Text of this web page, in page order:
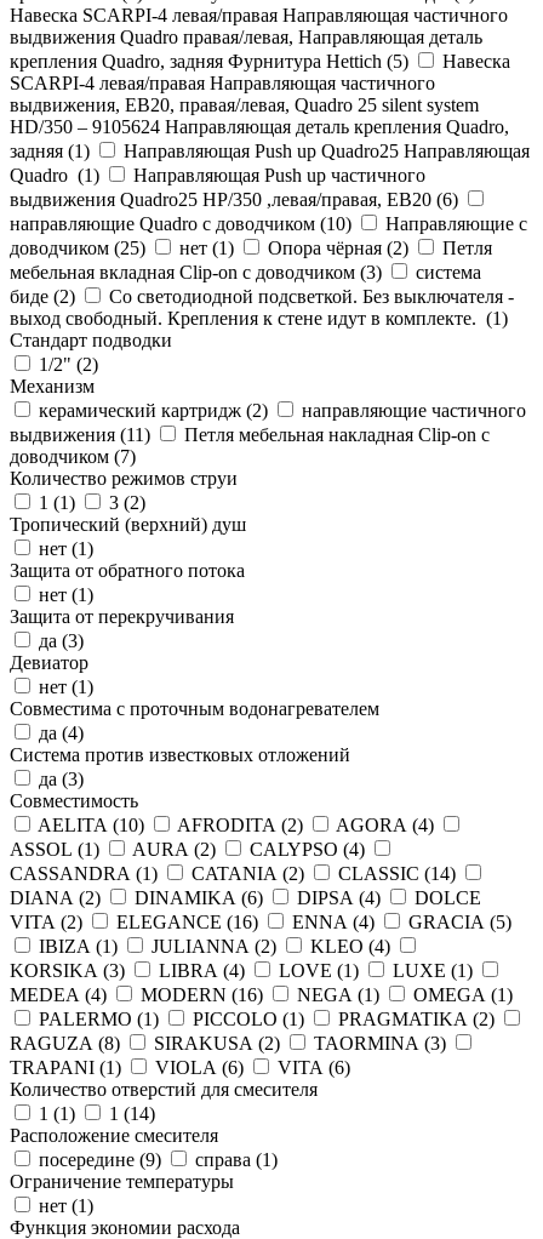
Навеска SCARPI-4 левая/правая Направляющая частичного
выдвижения Quadro правая/левая, Направляющая деталь
крепления Quadro, задняя Фурнитура Hettich (5)
Навеска
SCARPI-4 левая/правая Направляющая частичного
выдвижения, ЕВ20, правая/левая, Quadro 25 silent system
HD/350 – 9105624 Направляющая деталь крепления Quadro,
задняя (1)
Направляющая Push up Quadro25 Направляющая
Quadro (1)
Направляющая Push up частичного
выдвижения Quadro25 НР/350 ,левая/правая, ЕВ20 (6)
направляющие Quadro с доводчиком (10)
Направляющие с
доводчиком (25) нет (1) Опора чёрная (2)
Петля
мебельная вкладная Clip-on с доводчиком (3)
система
биде (2)
Со светодиодной подсветкой. Без выключателя -
выход свободный. Крепления к стене идут в комплекте. (1)
Стандарт подводки
1/2" (2)
Механизм
керамический картридж (2)
направляющие частичного
выдвижения (11)
Петля мебельная накладная Clip-on с
доводчиком (7)
Количество режимов струи
1 (1) 3 (2)
Тропический (верхний) душ
нет (1)
Защита от обратного потока
нет (1)
Защита от перекручивания
да (3)
Девиатор
нет (1)
Совместима с проточным водонагревателем
да (4)
Система против известковых отложений
да (3)
Совместимость
AELITA (10) AFRODITA (2) AGORA (4)
ASSOL (1) AURA (2) CALYPSO (4)
CASSANDRA (1) CATANIA (2) CLASSIC (14)
DIANA (2) DINAMIKA (6) DIPSA (4)
DOLCE
VITA (2) ELEGANCE (16) ENNA (4) GRACIA (5)
IBIZA (1) JULIANNA (2) KLEO (4)
KORSIKA (3) LIBRA (4) LOVE (1) LUXE (1)
MEDEA (4) MODERN (16) NEGA (1) OMEGA (1)
PALERMO (1) PICCOLO (1) PRAGMATIKA (2)
RAGUZA (8) SIRAKUSA (2) TAORMINA (3)
TRAPANI (1) VIOLA (6) VITA (6)
Количество отверстий для смесителя
1 (1) 1 (14)
Расположение смесителя
посередине (9) справа (1)
Ограничение температуры
нет (1)
Функция экономии расхода